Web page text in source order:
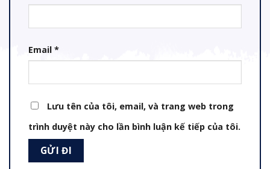
Email *
Lưu tên của tôi, email, và trang web trong
trình duyệt này cho lần bình luận kế tiếp của tôi.